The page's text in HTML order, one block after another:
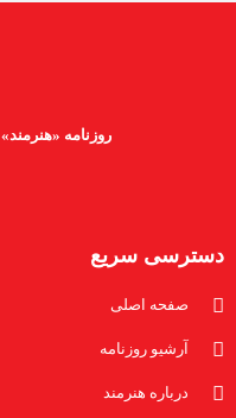
روزنامه
دسترسی سریع
صفحه اصلی
آرشیو روزنامه
درباره هنرمند